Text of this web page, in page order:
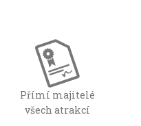
Přímí majitelé
všech atrakcí